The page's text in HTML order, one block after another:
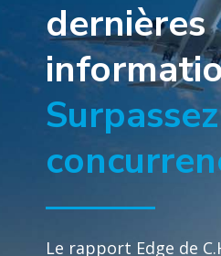
dernières
Le rapport Edge de